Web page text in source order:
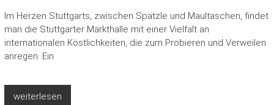
Im Herzen Stuttgarts, zwischen Spätzle und Maultaschen, findet
man die Stuttgarter Markthalle mit einer Vielfalt an
internationalen Köstlichkeiten, die zum Probieren und Verweilen
anregen. Ein
weiterlesen